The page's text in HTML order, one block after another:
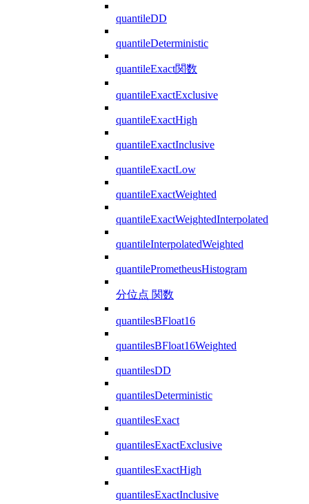
quantileDD
quantileDeterministic
quantileExact関数
quantileExactExclusive
quantileExactHigh
quantileExactInclusive
quantileExactLow
quantileExactWeighted
quantileExactWeightedInterpolated
quantileInterpolatedWeighted
quantilePrometheusHistogram
分位点 関数
quantilesBFloat16
quantilesBFloat16Weighted
quantilesDD
quantilesDeterministic
quantilesExact
quantilesExactExclusive
quantilesExactHigh
quantilesExactInclusive